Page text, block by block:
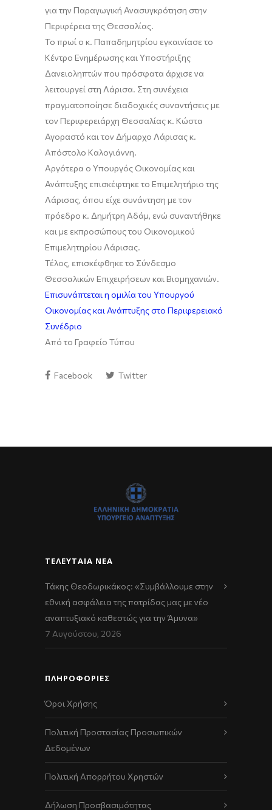
για την Παραγωγική Ανασυγκρότηση στην
Περιφέρεια της Θεσσαλίας.
Το πρωί ο κ. Παπαδημητρίου εγκαινίασε το
Κέντρο Ενημέρωσης και Υποστήριξης
Δανειοληπτών που πρόσφατα άρχισε να
λειτουργεί στη Λάρισα. Στη συνέχεια
πραγματοποίησε διαδοχικές συναντήσεις με
τον Περιφερειάρχη Θεσσαλίας κ. Κώστα
Αγοραστό και τον Δήμαρχο Λάρισας κ.
Απόστολο Καλογιάννη.
Αργότερα ο Υπουργός Οικονομίας και
Ανάπτυξης επισκέφτηκε το Επιμελητήριο της
Λάρισας, όπου είχε συνάντηση με τον
πρόεδρο κ. Δημήτρη Αδάμ, ενώ συναντήθηκε
και με εκπροσώπους του Οικονομικού
Επιμελητηρίου Λάρισας.
Τέλος, επισκέφθηκε το Σύνδεσμο
Θεσσαλικών Επιχειρήσεων και Βιομηχανιών.
Επισυνάπτεται η ομιλία του Υπουργού
Οικονομίας και Ανάπτυξης στο Περιφερειακό
Συνέδριο
Από το Γραφείο Τύπου
Facebook Twitter
ΤΕΛΕΥΤΑΊΑ ΝΈΑ
Τάκης Θεοδωρικάκος: «Συμβάλλουμε στην
εθνική ασφάλεια της πατρίδας μας με νέο
αναπτυξιακό καθεστώς για την Άμυνα»
7 Αυγούστου, 2026
ΠΛΗΡΟΦΟΡΙΕΣ
Όροι Χρήσης
Πολιτική Προστασίας Προσωπικών
Δεδομένων
Πολιτική Απορρήτου Χρηστών
Δήλωση Προσβασιμότητας